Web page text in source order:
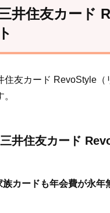
井住友カード
ト
住友カード RevoStyle
三井住友カード
族カードも年会費が永年